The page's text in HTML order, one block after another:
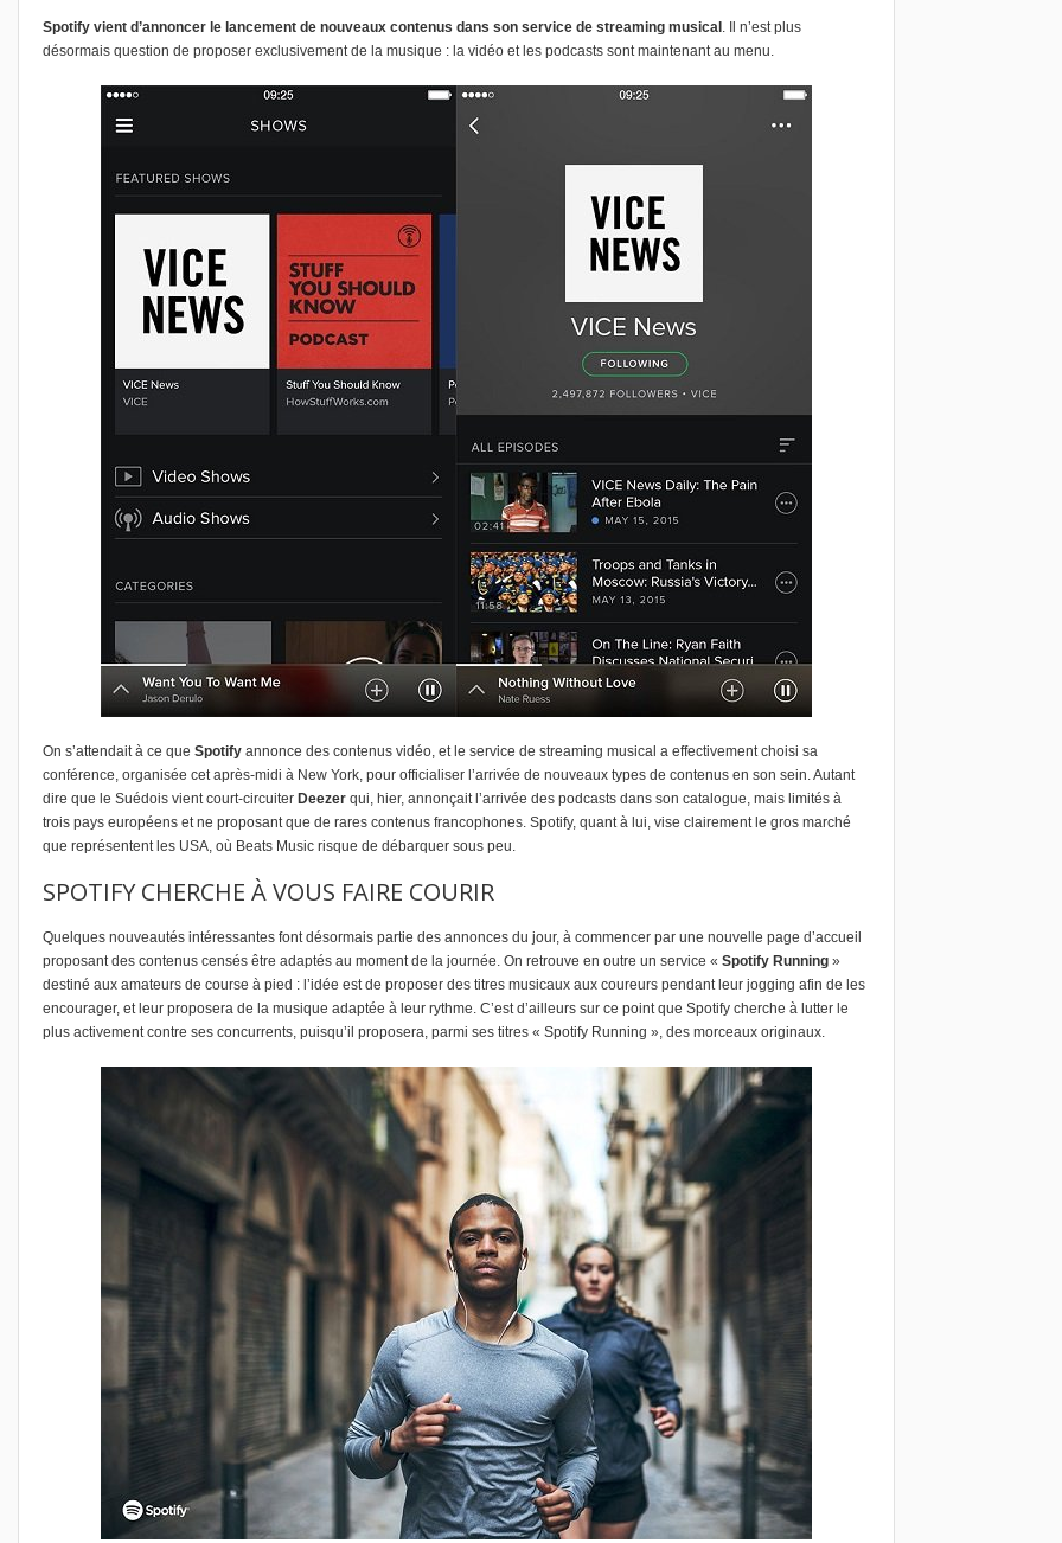
Spotify vient d’annoncer le lancement de nouveaux contenus dans son service de streaming musical . Il n’est plus
désormais question de proposer exclusivement de la musique : la vidéo et les podcasts sont maintenant au menu.
On s’attendait à ce que Spotify annonce des contenus vidéo, et le service de streaming musical a effectivement choisi sa
conférence, organisée cet après-midi à New York, pour officialiser l’arrivée de nouveaux types de contenus en son sein. Autant
dire que le Suédois vient court-circuiter Deezer qui, hier, annonçait l’arrivée des podcasts dans son catalogue, mais limités à
trois pays européens et ne proposant que de rares contenus francophones. Spotify, quant à lui, vise clairement le gros marché
que représentent les USA, où Beats Music risque de débarquer sous peu.
SPOTIFY CHERCHE À VOUS FAIRE COURIR
Quelques nouveautés intéressantes font désormais partie des annonces du jour, à commencer par une nouvelle page d’accueil
proposant des contenus censés être adaptés au moment de la journée. On retrouve en outre un service « Spotify Running »
destiné aux amateurs de course à pied : l’idée est de proposer des titres musicaux aux coureurs pendant leur jogging afin de les
encourager, et leur proposera de la musique adaptée à leur rythme. C’est d’ailleurs sur ce point que Spotify cherche à lutter le
plus activement contre ses concurrents, puisqu’il proposera, parmi ses titres « Spotify Running », des morceaux originaux.